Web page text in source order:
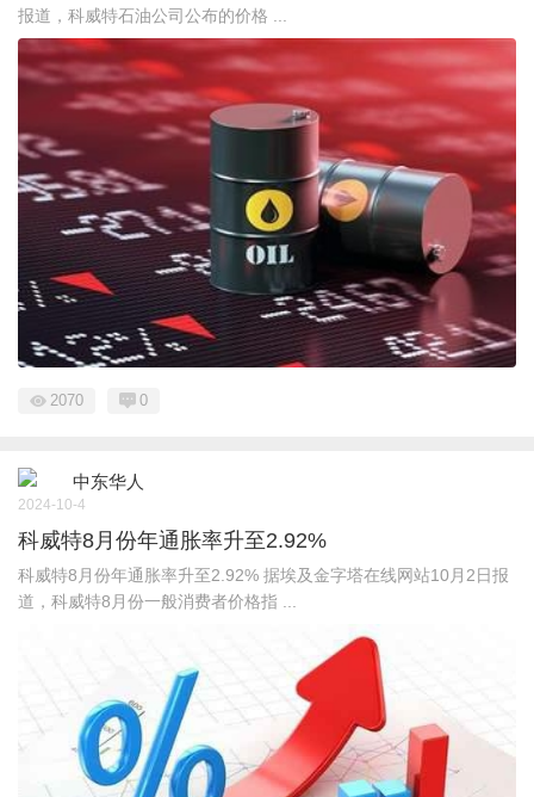
报道，科威特石油公司公布的价格 ...
2070 0
中东华人
2024-10-4
科威特8月份年通胀率升至2.92%
科威特8月份年通胀率升至2.92% 据埃及金字塔在线网站10月2日报
道，科威特8月份一般消费者价格指 ...